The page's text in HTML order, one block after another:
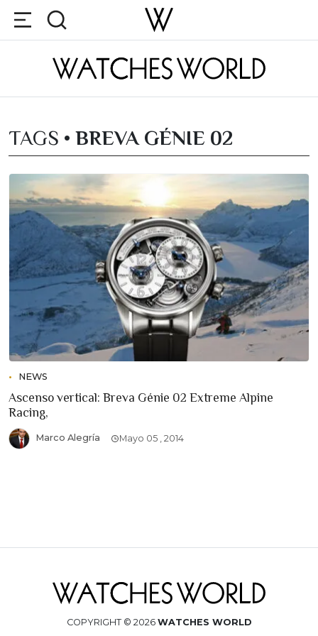
TAGS • BREVA GÉNIE 02
NEWS
Ascenso vertical: Breva Génie 02 Extreme Alpine
Racing,
Marco Alegría Mayo 05 , 2014
COPYRIGHT © 2026 WATCHES WORLD